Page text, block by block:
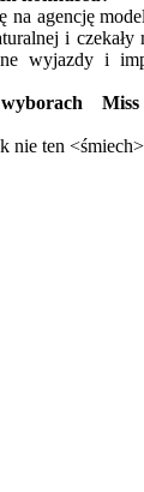
na agencję
i czekały
wyjazdy i
ten <śmiech>